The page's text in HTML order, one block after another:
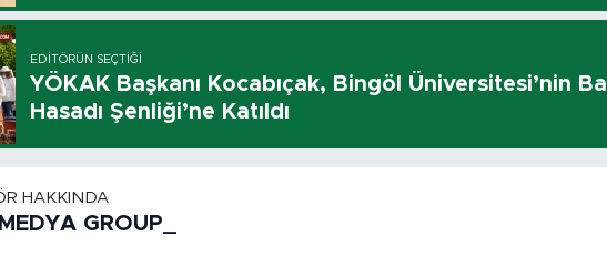
EDITÖRÜN SEÇTIĞI
YÖKAK Başkanı Kocabıçak, Bingöl Üniversitesi’nin Bal
Hasadı Şenliği’ne Katıldı
HAKKINDA
GROUP_